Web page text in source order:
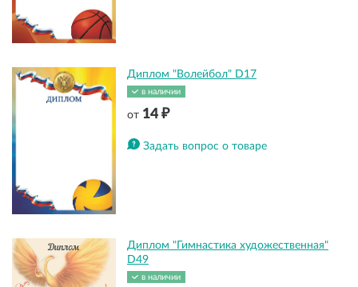
Диплом "Волейбол" D17
в наличии
от14 ₽
Задать вопрос о товаре
Диплом "Гимнастика художественная"
D49
в наличии